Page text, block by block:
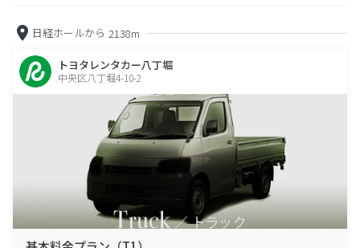
日経ホールから 2138m
トヨタレンタカー八丁堀
中央区八丁堀4-10-2